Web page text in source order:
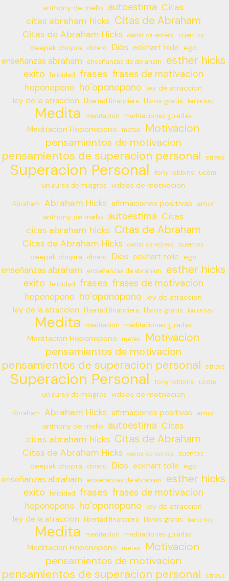
anthony de mello
autoestima Citas
citas abraham hicks Citas de Abraham
Citas de Abraham Hicks control del estress cuentos
deepak chopra dinero Dios eckhart tolle ego
enseñanzas abraham enseñanzas de abraham esther hicks
exito felicidad frases frases de motivacion
hoponopono ho’oponopono ley de atraccion
ley de la atraccion libertad financiera libros gratis louise hay
Medita meditacion meditaciones guiadas
Meditacion Hoponopono metas Motivacion
pensamientos de motivacion
pensamientos de superacion personal stress
Superacion Personal tony robbins
ucdm
un curso de milagros
videos de motivacion
Abraham Abraham Hicks afirmaciones positivas
amor
anthony de mello
autoestima Citas
citas abraham hicks Citas de Abraham
Citas de Abraham Hicks control del estress cuentos
deepak chopra dinero Dios eckhart tolle ego
enseñanzas abraham enseñanzas de abraham esther hicks
exito felicidad frases frases de motivacion
hoponopono ho’oponopono ley de atraccion
ley de la atraccion libertad financiera libros gratis louise hay
Medita meditacion meditaciones guiadas
Meditacion Hoponopono metas Motivacion
pensamientos de motivacion
pensamientos de superacion personal stress
Superacion Personal tony robbins
ucdm
un curso de milagros
videos de motivacion
Abraham Abraham Hicks afirmaciones positivas
amor
anthony de mello
autoestima Citas
citas abraham hicks Citas de Abraham
Citas de Abraham Hicks control del estress cuentos
deepak chopra dinero Dios eckhart tolle ego
enseñanzas abraham enseñanzas de abraham esther hicks
exito felicidad frases frases de motivacion
hoponopono ho’oponopono ley de atraccion
ley de la atraccion libertad financiera libros gratis louise hay
Medita meditacion meditaciones guiadas
Meditacion Hoponopono metas Motivacion
pensamientos de motivacion
pensamientos de superacion personal stress